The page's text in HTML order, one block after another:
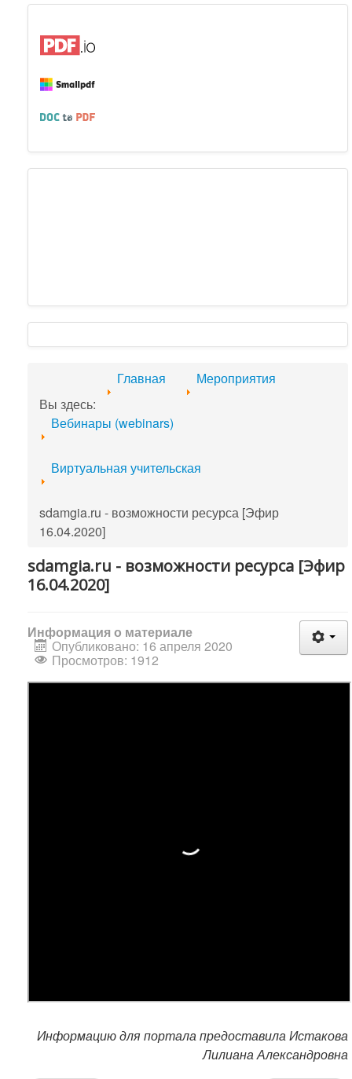
Вы здесь:
Главная Мероприятия
Вебинары (webinars)
Виртуальная учительская
sdamgia.ru - возможности ресурса [Эфир
16.04.2020]
sdamgia.ru - возможности ресурса [Эфир
16.04.2020]
Информация о материале
Опубликовано: 16 апреля 2020
Просмотров: 1912
Информацию для портала предоставила Истакова
Лилиана Александровна